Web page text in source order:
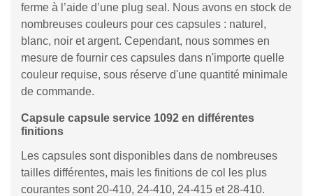
ferme à l’aide d’une plug seal. Nous avons en stock de
nombreuses couleurs pour ces capsules : naturel,
blanc, noir et argent. Cependant, nous sommes en
mesure de fournir ces capsules dans n'importe quelle
couleur requise, sous réserve d'une quantité minimale
de commande.
Capsule capsule service 1092 en différentes
finitions
Les capsules sont disponibles dans de nombreuses
tailles différentes, mais les finitions de col les plus
courantes sont 20-410, 24-410, 24-415 et 28-410.